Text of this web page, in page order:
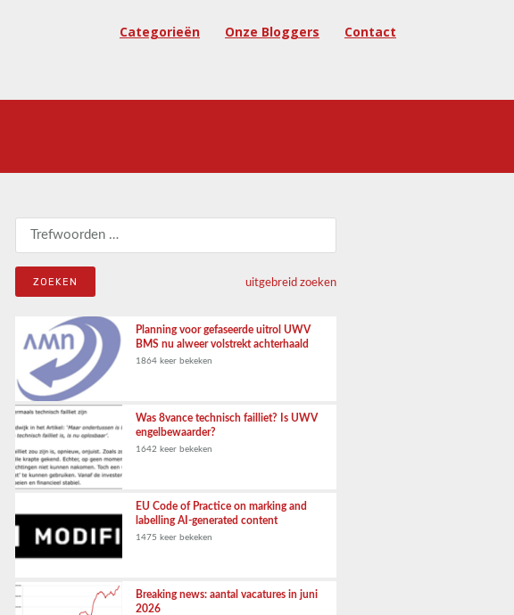
Categorieën Onze Bloggers Contact
Zoeken naar:
uitgebreid zoeken
Planning voor gefaseerde uitrol UWV
BMS nu alweer volstrekt achterhaald
1864 keer bekeken
Was 8vance technisch failliet? Is UWV
engelbewaarder?
1642 keer bekeken
EU Code of Practice on marking and
labelling AI-generated content
1475 keer bekeken
Breaking news: aantal vacatures in juni
2026